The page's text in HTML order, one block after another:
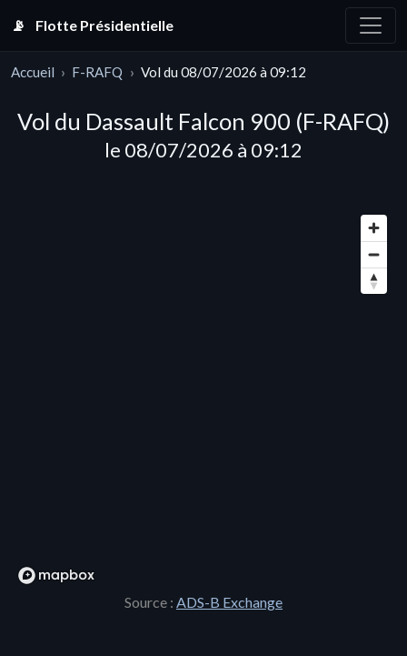
📡 Flotte Présidentielle
Accueil F-RAFQ Vol du 08/07/2026 à 09:12
Vol du Dassault Falcon 900 (F-RAFQ)
le 08/07/2026 à 09:12
Source : ADS-B Exchange